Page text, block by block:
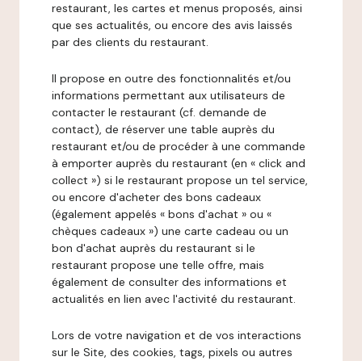
restaurant, les cartes et menus proposés, ainsi
que ses actualités, ou encore des avis laissés
par des clients du restaurant.
Il propose en outre des fonctionnalités et/ou
informations permettant aux utilisateurs de
contacter le restaurant (cf. demande de
contact), de réserver une table auprès du
restaurant et/ou de procéder à une commande
à emporter auprès du restaurant (en « click and
collect ») si le restaurant propose un tel service,
ou encore d'acheter des bons cadeaux
(également appelés « bons d'achat » ou «
chèques cadeaux ») une carte cadeau ou un
bon d'achat auprès du restaurant si le
restaurant propose une telle offre, mais
également de consulter des informations et
actualités en lien avec l'activité du restaurant.
Lors de votre navigation et de vos interactions
sur le Site, des cookies, tags, pixels ou autres